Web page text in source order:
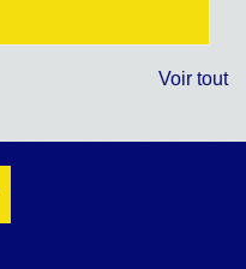
Voir tout